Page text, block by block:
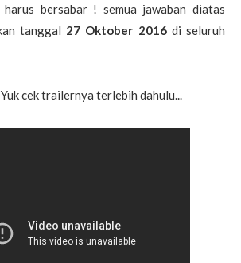
harus bersabar ! semua jawaban diatas
tanggal 27 Oktober 2016di seluruh
cek trailernya terlebih dahulu...